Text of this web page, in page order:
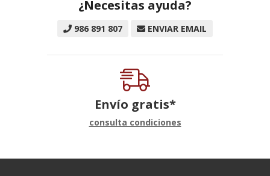
¿Necesitas ayuda?
986 891 807 ENVIAR EMAIL
Envío gratis*
consulta condiciones